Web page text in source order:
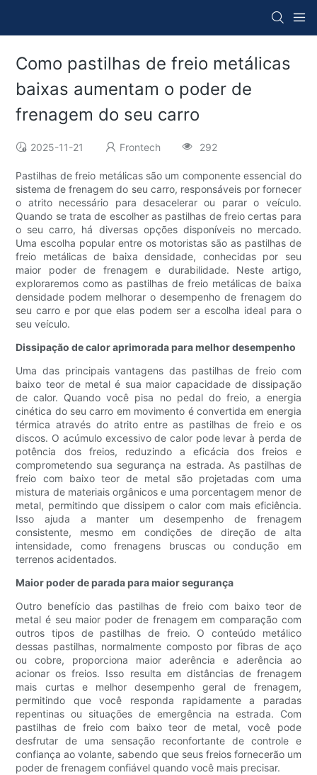
Como pastilhas de freio metálicas
baixas aumentam o poder de
frenagem do seu carro
2025-11-21 Frontech 292
Pastilhas de freio metálicas são um componente essencial do
sistema de frenagem do seu carro, responsáveis ​​por fornecer
o atrito necessário para desacelerar ou parar o veículo.
Quando se trata de escolher as pastilhas de freio certas para
o seu carro, há diversas opções disponíveis no mercado.
Uma escolha popular entre os motoristas são as pastilhas de
freio metálicas de baixa densidade, conhecidas por seu
maior poder de frenagem e durabilidade. Neste artigo,
exploraremos como as pastilhas de freio metálicas de baixa
densidade podem melhorar o desempenho de frenagem do
seu carro e por que elas podem ser a escolha ideal para o
seu veículo.
Dissipação de calor aprimorada para melhor desempenho
Uma das principais vantagens das pastilhas de freio com
baixo teor de metal é sua maior capacidade de dissipação
de calor. Quando você pisa no pedal do freio, a energia
cinética do seu carro em movimento é convertida em energia
térmica através do atrito entre as pastilhas de freio e os
discos. O acúmulo excessivo de calor pode levar à perda de
potência dos freios, reduzindo a eficácia dos freios e
comprometendo sua segurança na estrada. As pastilhas de
freio com baixo teor de metal são projetadas com uma
mistura de materiais orgânicos e uma porcentagem menor de
metal, permitindo que dissipem o calor com mais eficiência.
Isso ajuda a manter um desempenho de frenagem
consistente, mesmo em condições de direção de alta
intensidade, como frenagens bruscas ou condução em
terrenos acidentados.
Maior poder de parada para maior segurança
Outro benefício das pastilhas de freio com baixo teor de
metal é seu maior poder de frenagem em comparação com
outros tipos de pastilhas de freio. O conteúdo metálico
dessas pastilhas, normalmente composto por fibras de aço
ou cobre, proporciona maior aderência e aderência ao
acionar os freios. Isso resulta em distâncias de frenagem
mais curtas e melhor desempenho geral de frenagem,
permitindo que você responda rapidamente a paradas
repentinas ou situações de emergência na estrada. Com
pastilhas de freio com baixo teor de metal, você pode
desfrutar de uma sensação reconfortante de controle e
confiança ao volante, sabendo que seus freios fornecerão um
poder de frenagem confiável quando você mais precisar.